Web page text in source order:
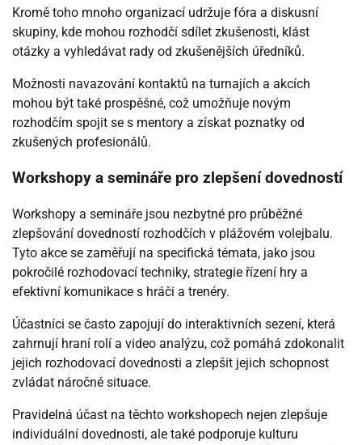
Kromě toho mnoho organizací udržuje fóra a diskusní
skupiny, kde mohou rozhodčí sdílet zkušenosti, klást
otázky a vyhledávat rady od zkušenějších úředníků.
Možnosti navazování kontaktů na turnajích a akcích
mohou být také prospěšné, což umožňuje novým
rozhodčím spojit se s mentory a získat poznatky od
zkušených profesionálů.
Workshopy a semináře pro zlepšení dovedností
Workshopy a semináře jsou nezbytné pro průběžné
zlepšování dovedností rozhodčích v plážovém volejbalu.
Tyto akce se zaměřují na specifická témata, jako jsou
pokročilé rozhodovací techniky, strategie řízení hry a
efektivní komunikace s hráči a trenéry.
Účastníci se často zapojují do interaktivních sezení, která
zahrnují hraní rolí a video analýzu, což pomáhá zdokonalit
jejich rozhodovací dovednosti a zlepšit jejich schopnost
zvládat náročné situace.
Pravidelná účast na těchto workshopech nejen zlepšuje
individuální dovednosti, ale také podporuje kulturu